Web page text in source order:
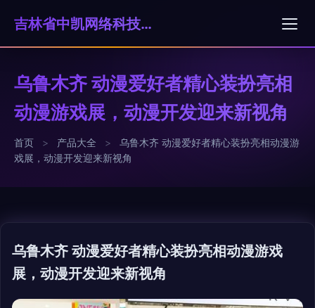
吉林省中凯网络科技有限公司
乌鲁木齐 动漫爱好者精心装扮亮相
动漫游戏展，动漫开发迎来新视角
首页 > 产品大全 >
乌鲁木齐 动漫爱好者精心装扮亮相动漫游
戏展，动漫开发迎来新视角
乌鲁木齐 动漫爱好者精心装扮亮相动漫游戏
展，动漫开发迎来新视角